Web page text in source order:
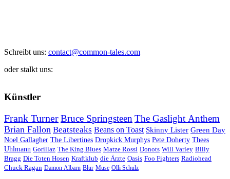
Schreibt uns: contact@common-tales.com
oder stalkt uns:
Künstler
Frank TurnerBruce Springsteen The Gaslight Anthem
Brian Fallon Beatsteaks Beans on Toast Skinny Lister Green Day
Noel Gallagher The Libertines Dropkick Murphys Pete Doherty Thees
Uhlmann Gorillaz The King Blues Matze Rossi Donots Will Varley Billy
Bragg Die Toten Hosen Kraftklub die Ärzte Oasis Foo Fighters Radiohead
Chuck Ragan Damon Albarn Blur Muse Olli Schulz